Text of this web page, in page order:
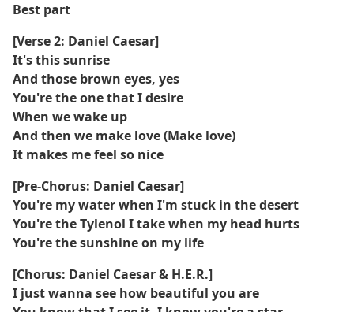
Best part
[Verse 2: Daniel Caesar]
It's this sunrise
And those brown eyes, yes
You're the one that I desire
When we wake up
And then we make love (Make love)
It makes me feel so nice
[Pre-Chorus: Daniel Caesar]
You're my water when I'm stuck in the desert
You're the Tylenol I take when my head hurts
You're the sunshine on my life
[Chorus: Daniel Caesar & H.E.R.]
I just wanna see how beautiful you are